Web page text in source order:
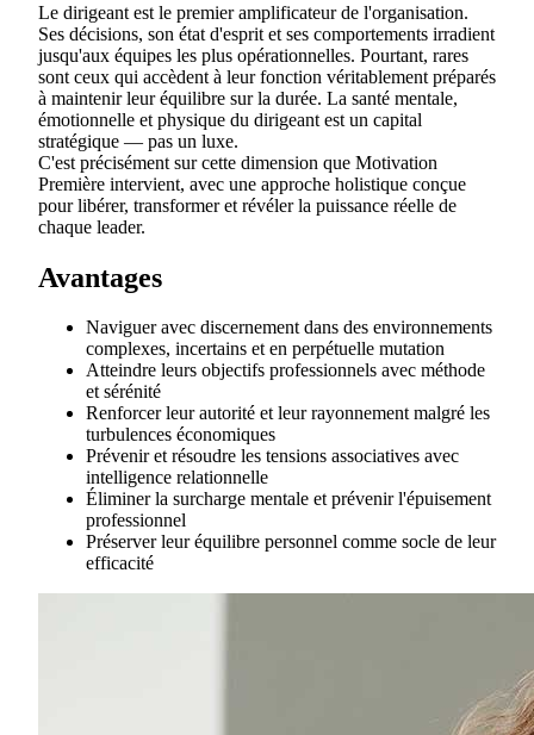
Le dirigeant est le premier amplificateur de l'organisation.
Ses décisions, son état d'esprit et ses comportements irradient
jusqu'aux équipes les plus opérationnelles. Pourtant, rares
sont ceux qui accèdent à leur fonction véritablement préparés
à maintenir leur équilibre sur la durée. La santé mentale,
émotionnelle et physique du dirigeant est un capital
stratégique — pas un luxe.
C'est précisément sur cette dimension que Motivation
Première intervient, avec une approche holistique conçue
pour libérer, transformer et révéler la puissance réelle de
chaque leader.
Avantages
Naviguer avec discernement dans des environnements
complexes, incertains et en perpétuelle mutation
Atteindre leurs objectifs professionnels avec méthode
et sérénité
Renforcer leur autorité et leur rayonnement malgré les
turbulences économiques
Prévenir et résoudre les tensions associatives avec
intelligence relationnelle
Éliminer la surcharge mentale et prévenir l'épuisement
professionnel
Préserver leur équilibre personnel comme socle de leur
efficacité